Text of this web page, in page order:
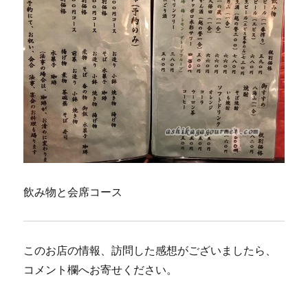
飲み物と会席コース
このお店の情報、訪問した感想がございましたら、
コメント欄へお寄せください。